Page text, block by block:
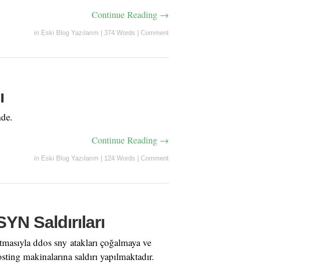
Continue Reading →
in Eski Blog Yazılarım 374 Words Comment
Continue Reading →
in Eski Blog Yazılarım 124 Words Comment
Saldırıları
ddos sny atakları çoğalmaya ve
makinalarına saldırı yapılmaktadır.